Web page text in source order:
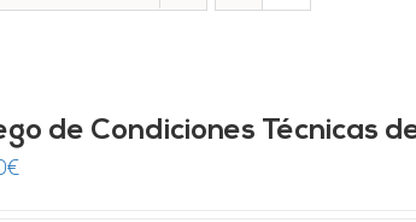
de Condiciones Técnicas
€